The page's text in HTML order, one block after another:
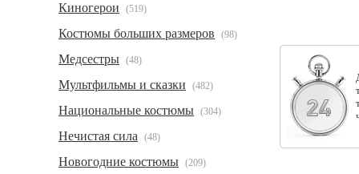
Киногерои (519)
Костюмы больших размеров (98)
Медсестры (48)
Мультфильмы и сказки (482)
Национальные костюмы (304)
Нечистая сила (48)
Новогодние костюмы (209)